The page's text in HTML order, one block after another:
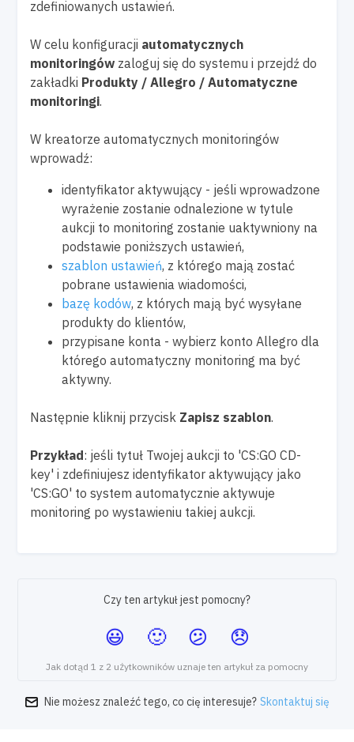
zdefiniowanych ustawień.
W celu konfiguracji automatycznych
monitoringów zaloguj się do systemu i przejdź do
zakładki Produkty / Allegro / Automatyczne
monitoringi.
W kreatorze automatycznych monitoringów
wprowadź:
identyfikator aktywujący - jeśli wprowadzone
wyrażenie zostanie odnalezione w tytule
aukcji to monitoring zostanie uaktywniony na
podstawie poniższych ustawień,
szablon ustawień, z którego mają zostać
pobrane ustawienia wiadomości,
bazę kodów, z których mają być wysyłane
produkty do klientów,
przypisane konta - wybierz konto Allegro dla
którego automatyczny monitoring ma być
aktywny.
Następnie kliknij przycisk Zapisz szablon.
Przykład: jeśli tytuł Twojej aukcji to 'CS:GO CD-
key' i zdefiniujesz identyfikator aktywujący jako
'CS:GO' to system automatycznie aktywuje
monitoring po wystawieniu takiej aukcji.
Czy ten artykuł jest pomocny?
Jak dotąd 1 z 2 użytkowników uznaje ten artykuł za pomocny
Nie możesz znaleźć tego, co cię interesuje? Skontaktuj się